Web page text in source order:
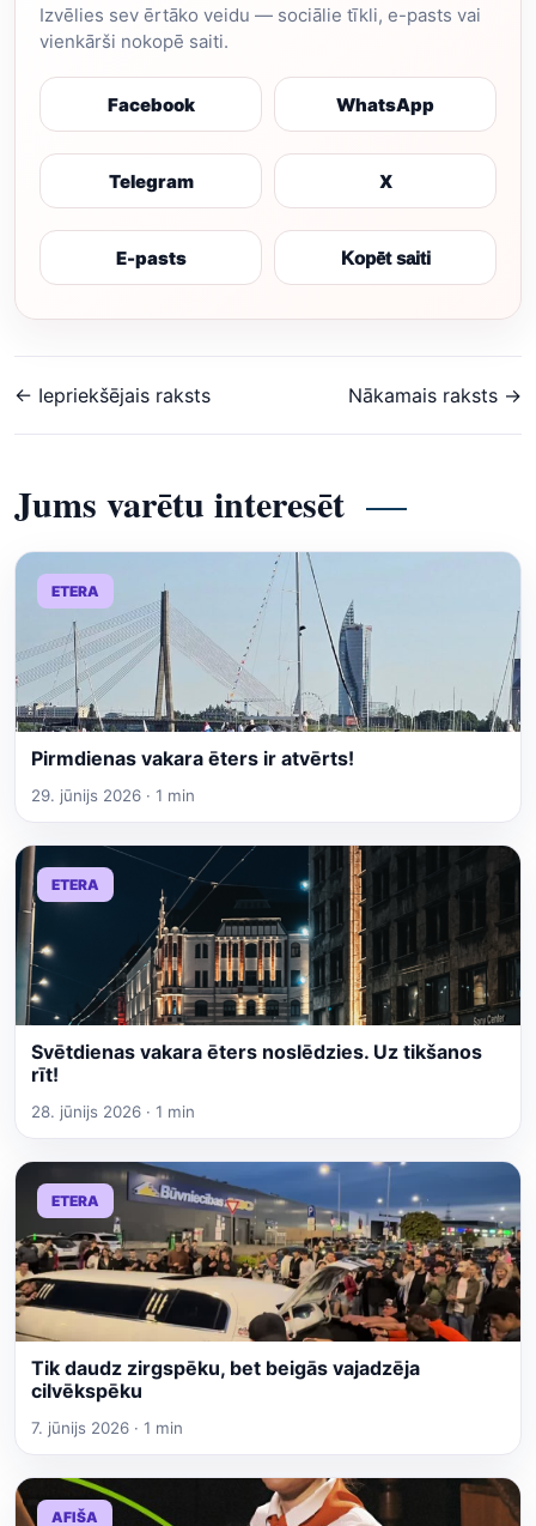
Izvēlies sev ērtāko veidu — sociālie tīkli, e-pasts vai
vienkārši nokopē saiti.
Facebook WhatsApp
Telegram X
E-pasts Kopēt saiti
← Iepriekšējais raksts Nākamais raksts →
Jums varētu interesēt
ETERA
Pirmdienas vakara ēters ir atvērts!
29. jūnijs 2026 · 1 min
ETERA
Svētdienas vakara ēters noslēdzies. Uz tikšanos
rīt!
28. jūnijs 2026 · 1 min
ETERA
Tik daudz zirgspēku, bet beigās vajadzēja
cilvēkspēku
7. jūnijs 2026 · 1 min
AFIŠA